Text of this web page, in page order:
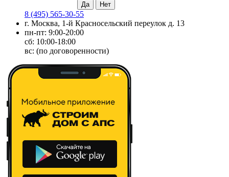
8 (495) 565-30-55
г. Москва, 1-й Красносельский переулок д. 13
пн-пт: 9:00-20:00
сб: 10:00-18:00
вс: (по договоренности)